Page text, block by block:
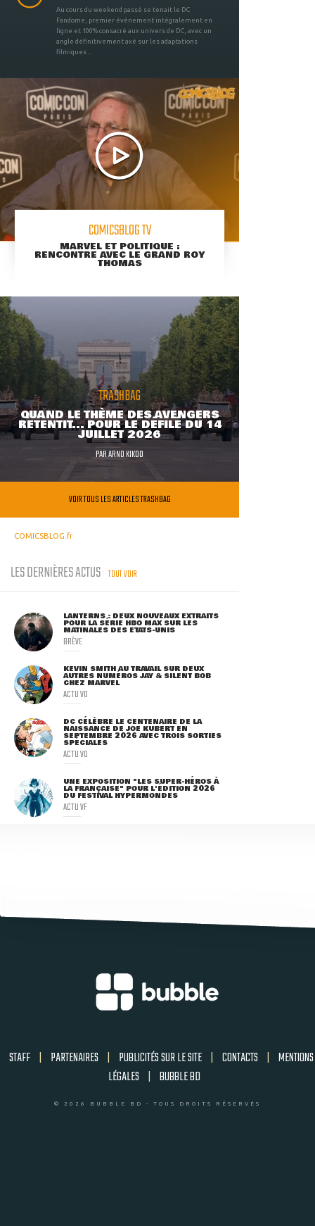
Au cours du weekend passé se tenait le DC
Fandome, premier évènement intégralement en
ligne et 100% consacré aux univers de DC, avec un
angle définitivement axé sur les adaptations
filmiques ...
COMICSBLOG TV
MARVEL ET POLITIQUE :
RENCONTRE AVEC LE GRAND ROY
THOMAS
TRASHBAG
QUAND LE THÈME DES AVENGERS
RETENTIT... POUR LE DÉFILÉ DU 14
JUILLET 2026
PARARNO KIKOO
VOIR TOUS LES ARTICLES TRASHBAG
COMICSBLOG.fr
LES DERNIÈRES ACTUS TOUT VOIR
LANTERNS : DEUX NOUVEAUX EXTRAITS
POUR LA SÉRIE HBO MAX SUR LES
MATINALES DES ETATS-UNIS
BRÈVE
KEVIN SMITH AU TRAVAIL SUR DEUX
AUTRES NUMÉROS JAY & SILENT BOB
CHEZ MARVEL
ACTU VO
DC CÉLÈBRE LE CENTENAIRE DE LA
NAISSANCE DE JOE KUBERT EN
SEPTEMBRE 2026 AVEC TROIS SORTIES
SPÉCIALES
ACTU VO
UNE EXPOSITION "LES SUPER-HÉROS À
LA FRANÇAISE" POUR L'ÉDITION 2026
DU FESTIVAL HYPERMONDES
ACTU VF
STAFF | PARTENAIRES | PUBLICITÉS SUR LE SITE | CONTACTS | MENTIONS
LÉGALES | BUBBLE BD
© 2026 BUBBLE BD - TOUS DROITS RÉSERVÉS